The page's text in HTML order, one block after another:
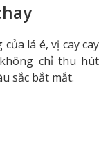
lá é, vị cay cay
chỉ thu hút
sắc bắt mắt.